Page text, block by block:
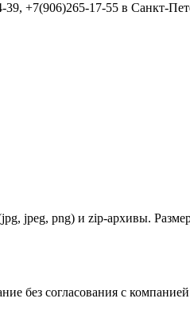
+7(906)265-17-55 в Санкт-
jpeg, png) и zip-архивы.
без согласования с